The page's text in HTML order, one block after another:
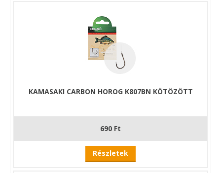
KAMASAKI CARBON HOROG K807BN KÖTÖZÖTT
690 Ft
Részletek